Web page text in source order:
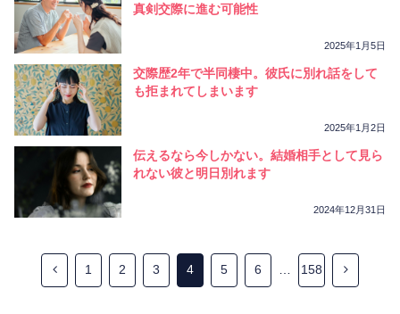
真剣交際に進む可能性
2025年1月5日
交際歴2年で半同棲中。彼氏に別れ話をして
も拒まれてしまいます
2025年1月2日
伝えるなら今しかない。結婚相手として見ら
れない彼と明日別れます
2024年12月31日
1 2 3 4 5 6 158